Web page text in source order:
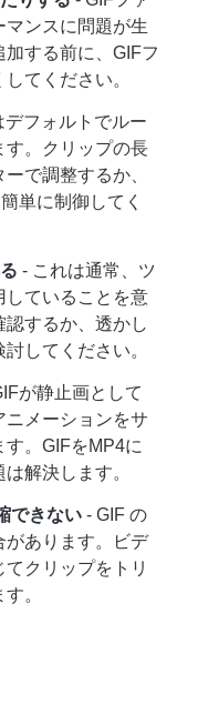
マンスに問題が生
する前に、GIFフ
てください。
デフォルトでルー
す。クリップの長
で調整するか、
単に制御してく
- これは通常、ツ
していることを意
するか、透かし
してください。
が静止画として
メーションをサ
。GIFをMP4に
解決します。
できない - GIF の
があります。ビデ
クリップをトリ
。